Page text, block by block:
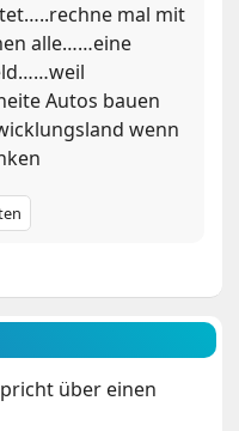
mal mit
alle……eine
Autos bauen
wenn
über einen